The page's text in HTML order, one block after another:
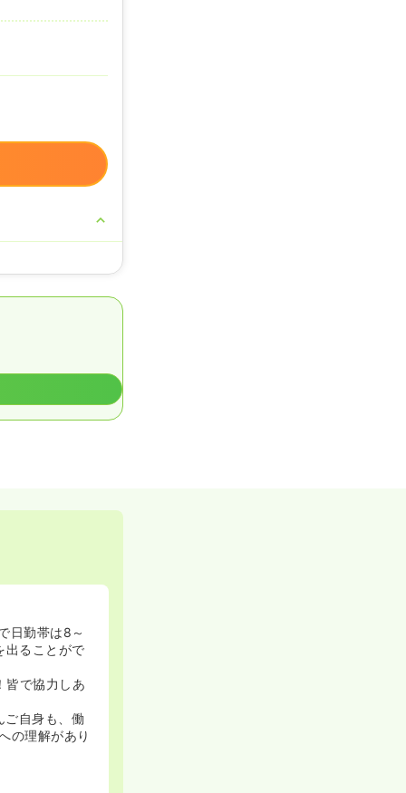
日勤帯は8～
出ることがで
皆で協力しあ
自身も、働
の理解があり